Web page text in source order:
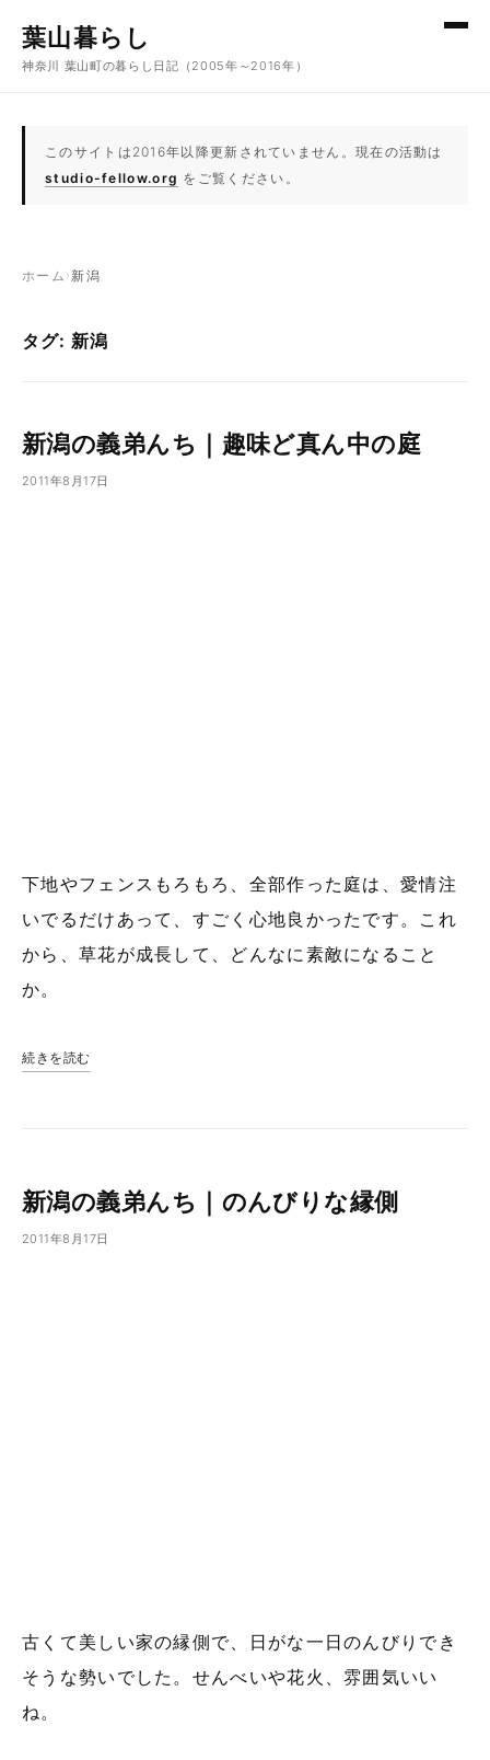
葉山暮らし
神奈川 葉山町の暮らし日記（2005年～2016年）
このサイトは2016年以降更新されていません。現在の活動は
studio-fellow.org をご覧ください。
ホーム › 新潟
タグ: 新潟
新潟の義弟んち｜趣味ど真ん中の庭
2011年8月17日
下地やフェンスもろもろ、全部作った庭は、愛情注
いでるだけあって、すごく心地良かったです。これ
から、草花が成長して、どんなに素敵になること
か。
続きを読む
新潟の義弟んち｜のんびりな縁側
2011年8月17日
古くて美しい家の縁側で、日がな一日のんびりでき
そうな勢いでした。せんべいや花火、雰囲気いい
ね。